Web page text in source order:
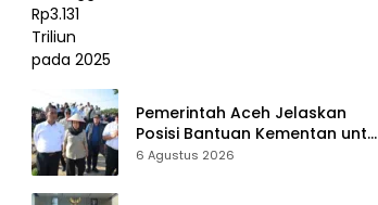
Pemerintah Aceh Jelaskan
Posisi Bantuan Kementan untuk
Pemulihan Sawah dan Kebun
6 Agustus 2026